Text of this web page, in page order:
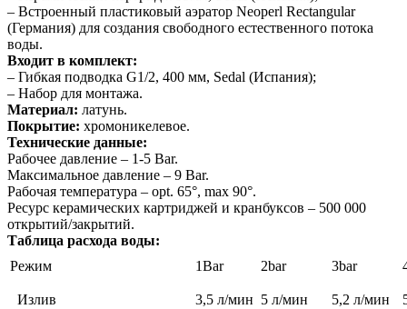
– Встроенный пластиковый аэратор Neoperl Rectangular
(Германия) для создания свободного естественного потока
воды.
Входит в комплект:
– Гибкая подводка G1/2, 400 мм, Sedal (Испания);
– Набор для монтажа.
Материал: латунь.
Покрытие: хромоникелевое.
Технические данные:
Рабочее давление – 1-5 Bar.
Максимальное давление – 9 Bar.
Рабочая температура – opt. 65°, max 90°.
Ресурс керамических картриджей и кранбуксов – 500 000
открытий/закрытий.
Таблица расхода воды:
Режим
1Bar 2bar 3bar
Излив 3,5 л/мин 5 л/мин 5,2 л/мин